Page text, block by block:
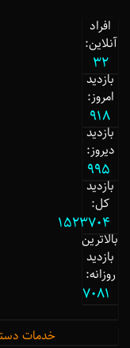
افراد
آنلاین:
32
بازدید
امروز:
918
بازدید
دیروز:
995
بازدید
کل:
1523704
بالاترین
بازدید
روزانه:
7081
خدمات